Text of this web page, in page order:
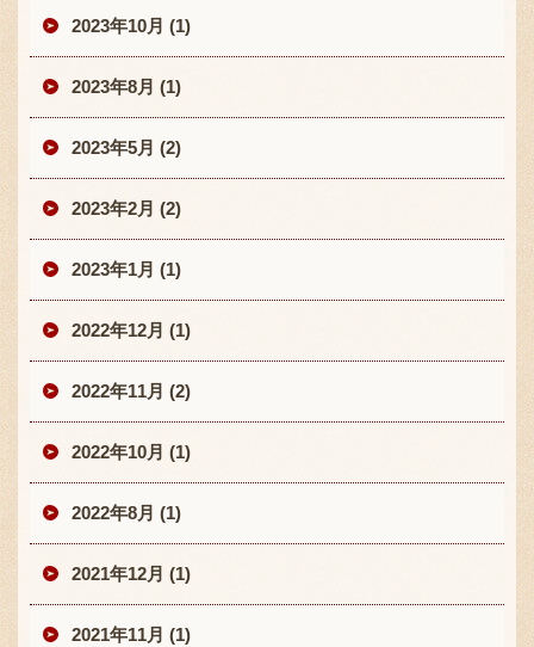
2023年10月 (1)
2023年8月 (1)
2023年5月 (2)
2023年2月 (2)
2023年1月 (1)
2022年12月 (1)
2022年11月 (2)
2022年10月 (1)
2022年8月 (1)
2021年12月 (1)
2021年11月 (1)